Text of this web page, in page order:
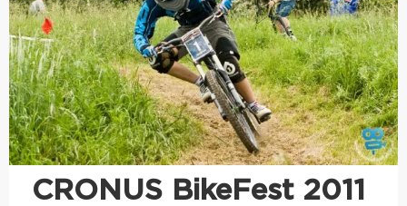
CRONUS BikeFest 2011